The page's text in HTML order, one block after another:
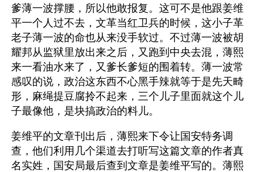
爹薄一波撑腰，所以他敢报复。这可不是他跟姜维
平一个人过不去，文革当红卫兵的时候，这小子革
老子薄一波的命也从来没手软过。不过薄一波被胡
耀邦从监狱里放出来之后，又跑到中央去混，薄熙
来一看油水来了，又爹长爹短的围着转。薄一波常
感叹的说，政治这东西不心黑手辣就等于是先天畸
形，麻绳提豆腐拎不起来，三个儿子里面就这个儿
子最像他，是块搞政治的料儿。
姜维平的文章刊出后，薄熙来下令让国安特务调
查，他们利用几个渠道去打听写这篇文章的作者真
名实姓，国安局最后查到文章是姜维平写的。薄熙